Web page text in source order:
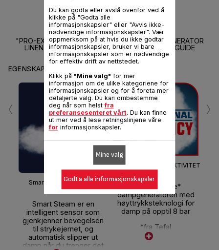
"PRO-EXPRESS IS TEFAL’S TOP END STEAM GENERATOR
LINEN CARE PRODUCT. " - IF WORLD DESIGN GUIDE
EGENSKAPER
Smart Steam-teknologi
Smart Steam er en
intelligent sensor som
gjenkjenner bevegelsen
til strykejernet, og
automatisk slipper ut
damp når du trenger det
PROFESJONELL EFFEKTIVITET
Den kraftigste*
dampgeneratoren med
høyttrykksteknologi for
damp på opptil 8 bar
*fra Tefal
‹ ›
Du kan godta eller avslå ovenfor ved å
klikke på "Godta alle
informasjonskapsler" eller "Avvis ikke-
nødvendige informasjonskapsler". Vær
oppmerksom på at hvis du ikke godtar
informasjonskapsler, bruker vi bare
informasjonskapsler som er nødvendige
for effektiv drift av nettstedet.
Klikk på "Mine valg" for mer
informasjon om de ulike kategoriene for
informasjonskapsler og for å foreta mer
detaljerte valg. Du kan ombestemme
deg når som helstfra
preferansesenteret vårt. Du kan finne
ut mer ved å lese retningslinjene våre
for informasjonskapsler.
Mine valg
Godta alle informasjonskapsler